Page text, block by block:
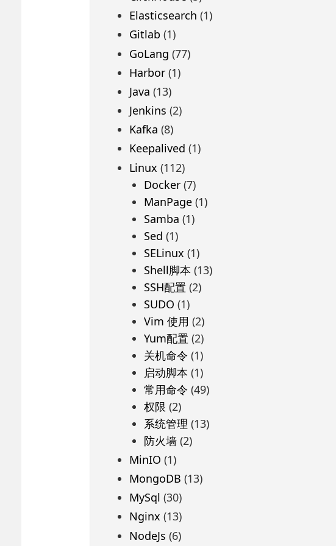
Elasticsearch (1)
Gitlab (1)
GoLang (77)
Harbor(1)
Java (13)
Jenkins (2)
Kafka (8)
Keepalived (1)
Linux (112)
Docker(7)
ManPage(1)
Samba (1)
Sed (1)
SELinux (1)
Shell脚本 (13)
SSH配置 (2)
SUDO (1)
Vim 使用 (2)
Yum配置 (2)
关机命令 (1)
启动脚本 (1)
常用命令 (49)
权限 (2)
系统管理 (13)
防火墙(2)
MinIO (1)
MongoDB (13)
MySql (30)
Nginx (13)
NodeJs (6)